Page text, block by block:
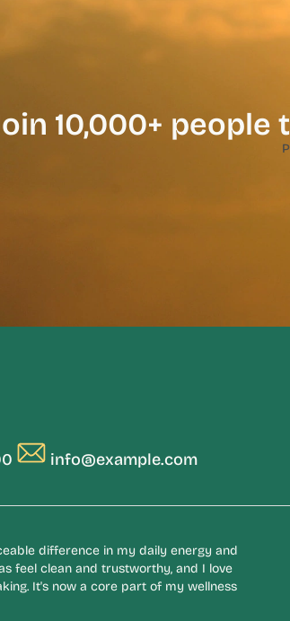
10,000+
info@example.com
difference in my daily energy and
feel clean and trustworthy, and I love
It's now a core part of my wellness